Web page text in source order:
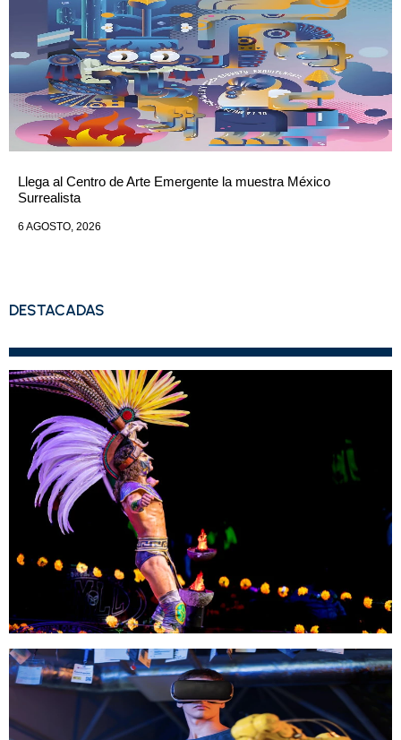
Llega al Centro de Arte Emergente la muestra México
Surrealista
6 AGOSTO, 2026
DESTACADAS